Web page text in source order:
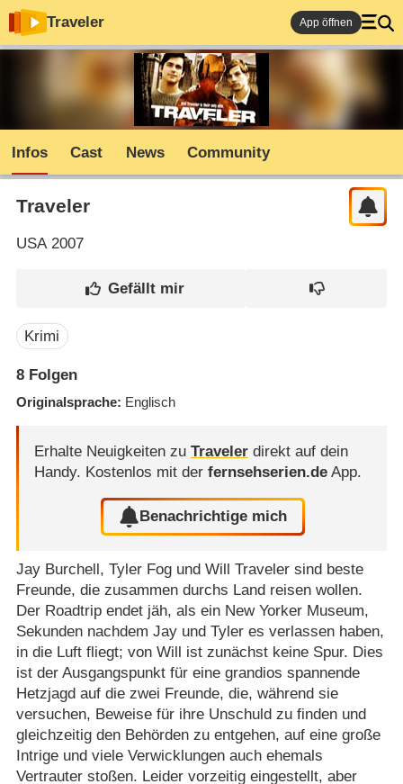
Traveler App öffnen
Infos Cast News Community
Traveler
USA2007
Krimi
8Folgen
Originalsprache Englisch
Erhalte Neuigkeiten zu Travelerdirekt auf dein
Handy. Kostenlos mit der fernsehserien.deApp.
Benachrichtige mich
Jay Burchell, Tyler Fog und Will Traveler sind beste
Freunde, die zusammen durchs Land reisen wollen.
Der Roadtrip endet jäh, als ein New Yorker Museum,
Sekunden nachdem Jay und Tyler es verlassen haben,
in die Luft fliegt; von Will ist zunächst keine Spur. Dies
ist der Ausgangspunkt für eine grandios spannende
Hetzjagd auf die zwei Freunde, die, während sie
versuchen, Beweise für ihre Unschuld zu finden und
gleichzeitig den Behörden zu entgehen, auf eine große
Intrige und viele Verwicklungen auch ehemals
Vertrauter stoßen. Leider vorzeitig eingestellt, aber